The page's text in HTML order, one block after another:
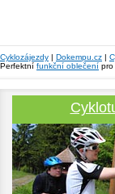
Cyklozájezdy | Dokempu.cz |
Perfektní funkční oblečení pro